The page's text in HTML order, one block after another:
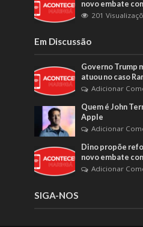
novo embate
201
Em Discussão
Governo Trump
atuou no caso
Adicionar
Quem é John
Apple
Adicionar
Dino propõe
novo embate
Adicionar
SIGA-NOS